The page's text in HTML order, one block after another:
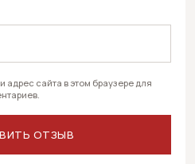
адрес сайта в этом браузере для